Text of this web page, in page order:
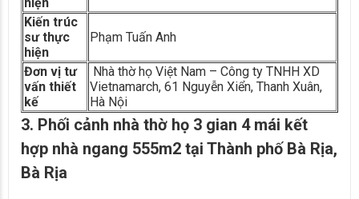
Kiến trúc
sư thực
hiện
Phạm Tuấn Anh
Đơn vị tư
vấn thiết
kế
Nhà thờ họ Việt Nam – Công ty TNHH XD
Vietnamarch, 61 Nguyễn Xiển, Thanh Xuân,
Hà Nội
3. Phối cảnh nhà thờ họ 3 gian 4 mái kết
hợp nhà ngang 555m2 tại Thành phố Bà Rịa,
Bà Rịa